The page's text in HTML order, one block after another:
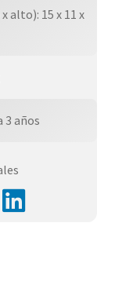
alto): 15 x 11 x
3 años